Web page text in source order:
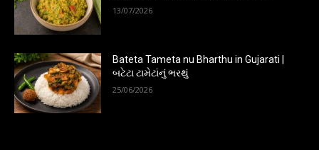
13/07/2026
Bateta Tameta nu Bharthu in Gujarati |
બટેટા ટામેટાંનું ભરથું
25/06/2026